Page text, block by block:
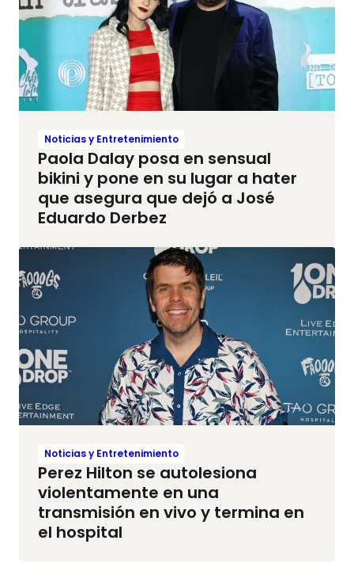
Noticias y Entretenimiento
Paola Dalay posa en sensual
bikini y pone en su lugar a hater
que asegura que dejó a José
Eduardo Derbez
Noticias y Entretenimiento
Perez Hilton se autolesiona
violentamente en una
transmisión en vivo y termina en
el hospital